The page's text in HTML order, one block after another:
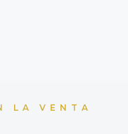
LA VENTA